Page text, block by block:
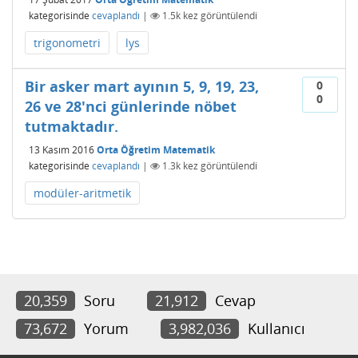
kategorisinde cevaplandı | 1.5k kez görüntülendi
trigonometri lys
0
0
Bir asker mart ayının 5, 9, 19, 23,
26 ve 28'nci günlerinde nöbet
tutmaktadır.
13 Kasım 2016Orta Öğretim Matematik
kategorisinde cevaplandı | 1.3k kez görüntülendi
modüler-aritmetik
20,359 Soru 21,912
Cevap
73,672
Yorum 3,982,036 Kullanıcı